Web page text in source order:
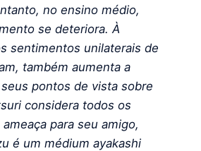
no ensino médio,
se deteriora. À
sentimentos unilaterais de
também aumenta a
pontos de vista sobre
considera todos os
para seu amigo,
é um médium ayakashi